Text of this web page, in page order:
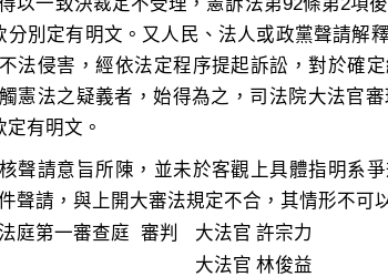
分別定有明文。又人民、法人或政黨聲請解
法侵害，經依法定程序提起訴訟，對於確
憲法之疑義者，始得為之，司法院大法官
聲請意旨所陳，並未於客觀上具體指明系
聲請，與上開大審法規定不合，其情形不可
庭第一審查庭 審判
大法官 許宗力
大法官 林俊益